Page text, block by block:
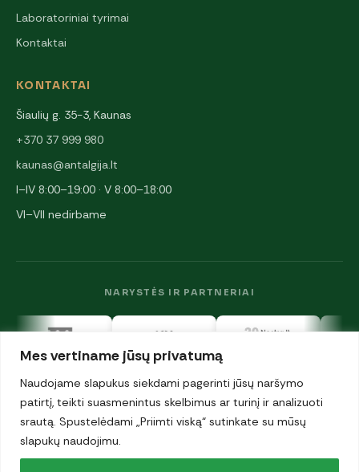
Mes vertiname jūsų privatumą
Naudojame slapukus siekdami pagerinti jūsų naršymo
patirtį, teikti suasmenintus skelbimus ar turinį ir analizuoti
srautą. Spustelėdami „Priimti viską“ sutinkate su mūsų
slapukų naudojimu.
Laboratoriniai tyrimai
Kontaktai
KONTAKTAI
Šiaulių g. 35-3, Kaunas
+370 37 999 980
kaunas@antalgija.lt
I–IV 8:00–19:00 · V 8:00–18:00
VI–VII nedirbame
NARYSTĖS IR PARTNERIAI
© 2026 UAB „Antalgija". Visos teisės saugomos.
·